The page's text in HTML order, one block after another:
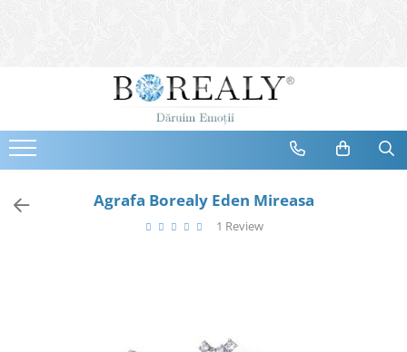
Bijuterii
Cercei
Bratari
Coliere
Agrafa Borealy Eden Mireasa
1 Review